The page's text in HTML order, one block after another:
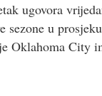
ugovora
u
Oklahoma City